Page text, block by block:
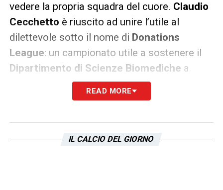
vedere la propria squadra del cuore. Claudio
Cecchetto è riuscito ad unire l’utile al
dilettevole sotto il nome di Donations
League: un campionato utile a sostenere il
Dipartimento di Scienze Biomediche a
nome della propria squadra del cuore.
all’ANSA: «In Italia ci sono 25 milioni di tifosi
che, a causa dello stop al campionato non
READ MORE
IL CALCIO DEL GIORNO